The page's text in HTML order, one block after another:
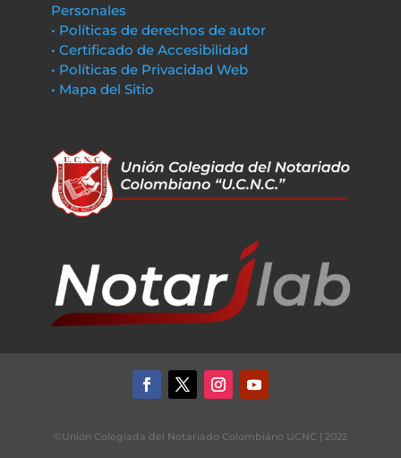
Personales
• Políticas de derechos de autor
• Certificado de Accesibilidad
• Políticas de Privacidad Web
• Mapa del Sitio
©Unión Colegiada del Notariado Colombiano UCNC | 2022